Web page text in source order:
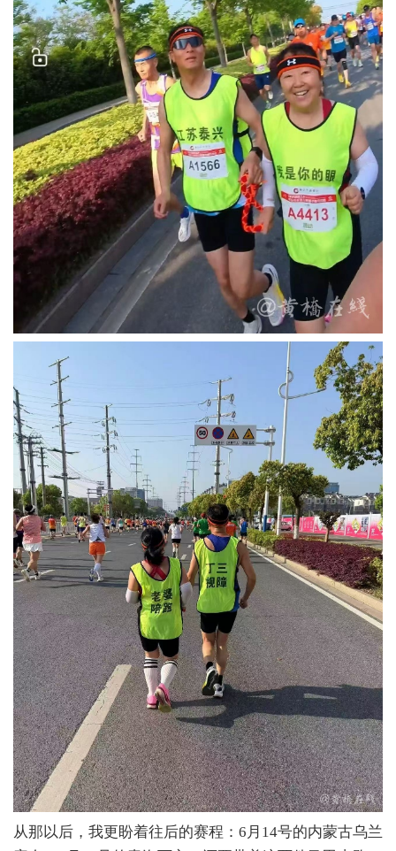
从那以后，我更盼着往后的赛程：6月14号的内蒙古乌兰